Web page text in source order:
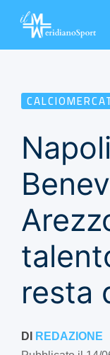
resta
DI REDAZIONE